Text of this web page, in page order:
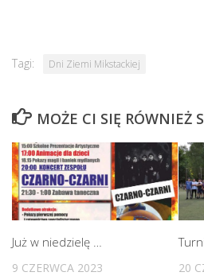
Tagi: Dni Ziemi Mikstackiej
MOŻE CI SIĘ RÓWNIEŻ
Już w niedzielę …
9 CZERWCA 2023 20